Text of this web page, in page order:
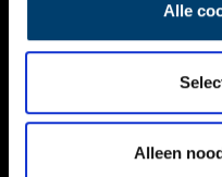
Alle
Alleen
Volg ONH op social media